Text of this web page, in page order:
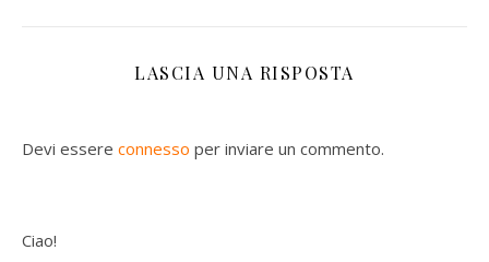
LASCIA UNA RISPOSTA
Devi essere connesso per inviare un commento.
Ciao!